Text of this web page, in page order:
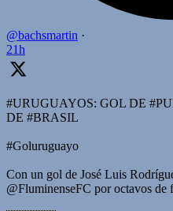
@bachsmartin ·
21h
#URUGUAYOS: GOL DE
DE #BRASIL
#Goluruguayo
Con un gol de José Luis
@FluminenseFC por octavos de